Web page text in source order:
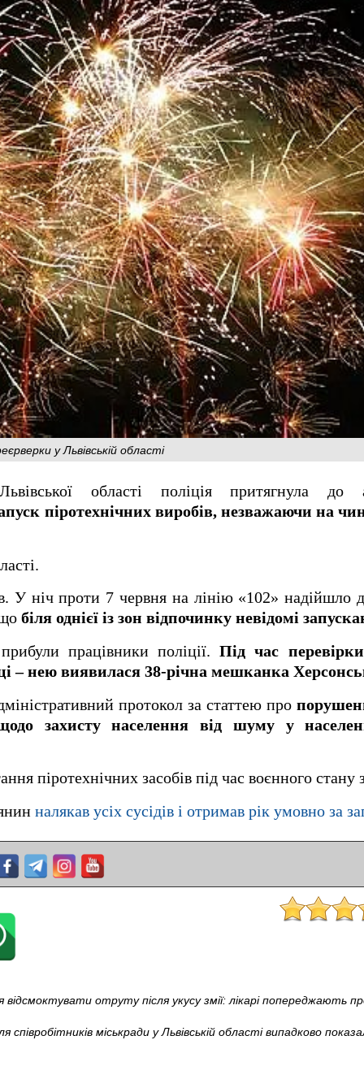
у Львівській області
області поліція притягнула до
піротехнічних виробів, незважаючи на
У ніч проти 7 червня на лінію «102» надійшло
біля однієї із зон відпочинку невідомі
працівники поліції.Під час
– нею виявилася 38-річна мешканка
протокол за статтею про
захисту населення від шуму у
піротехнічних засобів під час воєнного стану
налякав усіх сусідів і отримав рік умовно за
отруту після укусу змії: лікарі попереджають
співробітників міськради у Львівській області випадково